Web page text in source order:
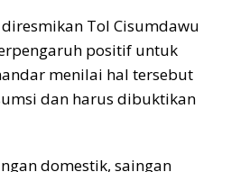
Tol Cisumdawu
positif untuk
menilai hal tersebut
dan harus dibuktikan
domestik, saingan